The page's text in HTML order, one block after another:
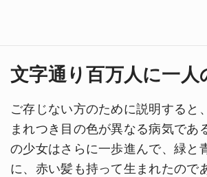
文字通り百万人に一人
ご存じない方のために説明すると
まれつき目の色が異なる病気であ
の少女はさらに一歩進んで、緑と
に、赤い髪も持って生まれたので